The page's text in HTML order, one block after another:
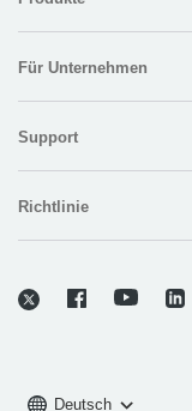
Für Unternehmen
Support
Richtlinie
Deutsch